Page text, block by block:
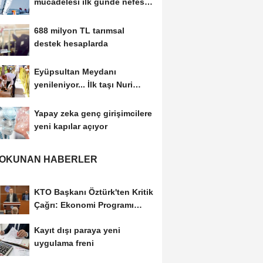
688 milyon TL tarımsal
destek hesaplarda
Eyüpsultan Meydanı
yenileniyor... İlk taşı Nuri
Yapay zeka genç girişimcilere
yeni kapılar açıyor
HABERLER
KTO Başkanı Öztürk'ten Kritik
Çağrı: Ekonomi Programı
Kayıt dışı paraya yeni
uygulama freni